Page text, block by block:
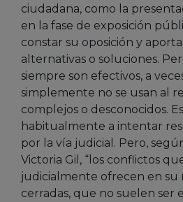
ciudadana, como la
en la fase de exposición
constar su oposición y
alternativas o soluciones.
siempre son efectivos, a
simplemente no se usan al
complejos o desconocidos.
habitualmente a intentar
por la vía judicial. Pero,
Victoria Gil, “los conflictos
judicialmente ofrecen en su
cerradas, que no suelen ser